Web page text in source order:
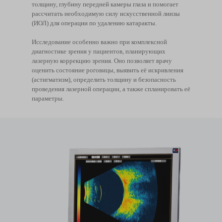
толщину, глубину передней камеры глаза и помогает
рассчитать необходимую силу искусственной линзы
(ИОЛ) для операции по удалению катаракты.
Исследование особенно важно при комплексной
диагностике зрения у пациентов, планирующих
лазерную коррекцию зрения. Оно позволяет врачу
оценить состояние роговицы, выявить её искривления
(астигматизм), определить толщину и безопасность
проведения лазерной операции, а также спланировать её
параметры.